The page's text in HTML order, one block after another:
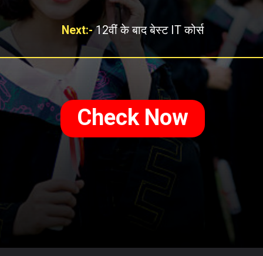
Next:- 12वीं के बाद बेस्ट IT कोर्स
Check Now